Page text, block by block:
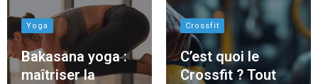
Yoga
Bakasana yoga :
maîtriser la
Crossfit
C’est quoi le
Crossfit ? Tout